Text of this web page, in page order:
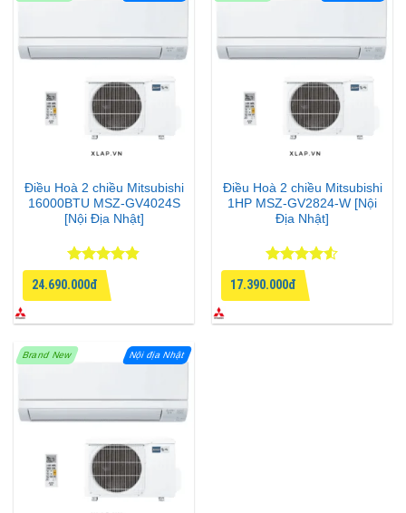
Điều Hoà 2 chiều Mitsubishi
16000BTU MSZ-GV4024S
[Nội Địa Nhật]
Được xếp
hạng
4.8
sao
24.690.000đ
Điều Hoà 2 chiều Mitsubishi
1HP MSZ-GV2824-W [Nội
Địa Nhật]
Được xếp
hạng
4.5
5 sao
17.390.000đ
Brand New Nội địa Nhật